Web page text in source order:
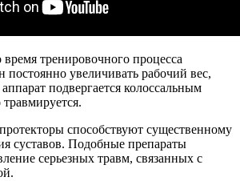
время тренировочного процесса
увеличивать рабочий вес,
подвергается колоссальным
способствуют существенному
суставов. Подобные препараты
серьезных травм, связанных с